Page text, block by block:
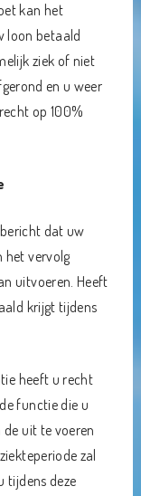
kan het
loon betaald
ziek of niet
en u weer
op 100%
dat uw
het vervolg
uitvoeren. Heeft
krijgt tijdens
heeft u recht
functie die u
uit te voeren
zal
tijdens deze